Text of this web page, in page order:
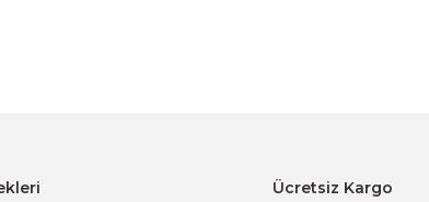
Ücretsiz Kargo